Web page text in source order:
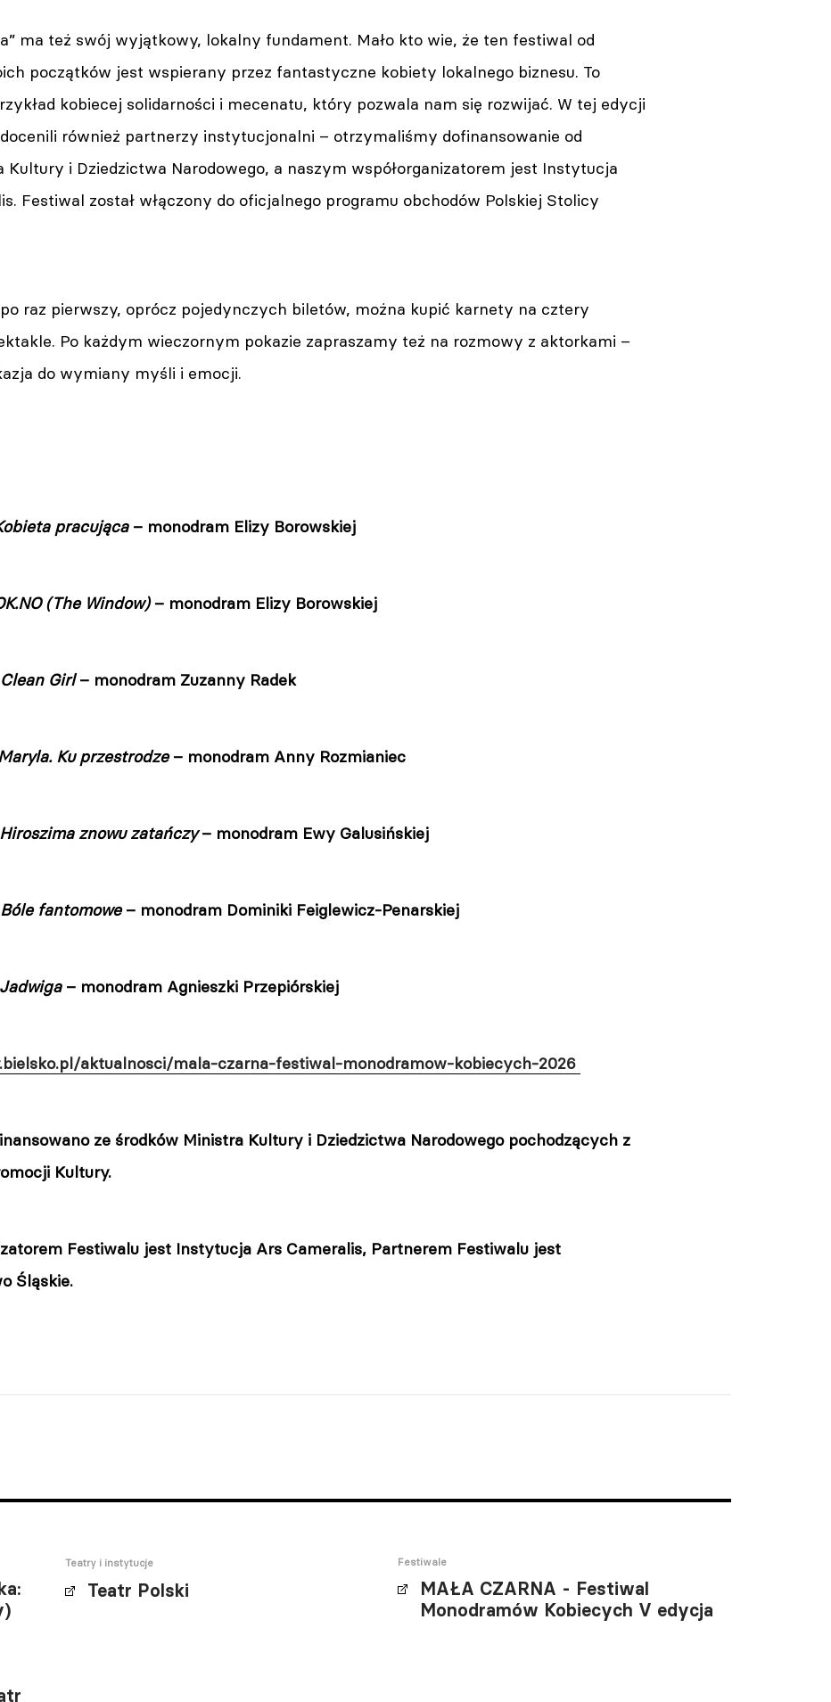
ma też swój wyjątkowy, lokalny fundament. Mało kto wie, że ten festiwal od
początków jest wspierany przez fantastyczne kobiety lokalnego biznesu. To
kobiecej solidarności i mecenatu, który pozwala nam się rozwijać. W tej edycji
również partnerzy instytucjonalni – otrzymaliśmy dofinansowanie od
Kultury i Dziedzictwa Narodowego, a naszym współorganizatorem jest Instytucja
Festiwal został włączony do oficjalnego programu obchodów Polskiej Stolicy
raz pierwszy, oprócz pojedynczych biletów, można kupić karnety na cztery
Po każdym wieczornym pokazie zapraszamy też na rozmowy z aktorkami –
do wymiany myśli i emocji.
pracująca– monodram Elizy Borowskiej
(The Window)– monodram Elizy Borowskiej
Clean Girl– monodram Zuzanny Radek
Ku przestrodze– monodram Anny Rozmianiec
Hiroszima znowu zatańczy– monodram Ewy Galusińskiej
Bóle fantomowe– monodram Dominiki Feiglewicz-Penarskiej
Jadwiga– monodram Agnieszki Przepiórskiej
aktualnosci/mala-czarna-festiwal-monodramow-kobiecych-2026
ze środków Ministra Kultury i Dziedzictwa Narodowego pochodzących z
Kultury.
Festiwalu jest Instytucja Ars Cameralis, Partnerem Festiwalu jest
Śląskie.
Teatry i instytucje
Teatr Polski
Festiwale
MAŁA CZARNA - Festiwal
Monodramów Kobiecych V edycja